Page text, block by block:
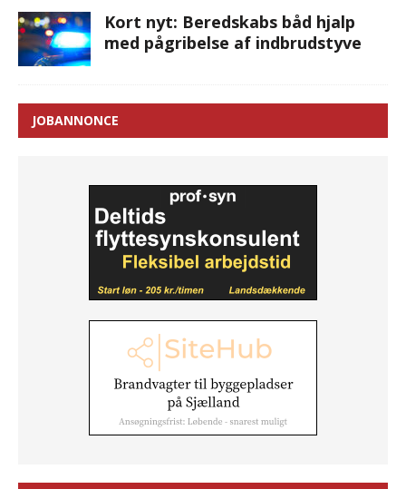
Kort nyt: Beredskabs båd hjalp
med pågribelse af indbrudstyve
JOBANNONCE